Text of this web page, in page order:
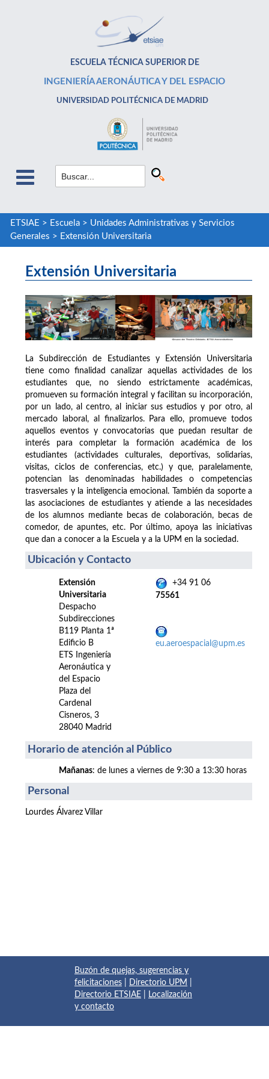
ESCUELA TÉCNICA SUPERIOR DE
INGENIERÍA AERONÁUTICA Y DEL ESPACIO
UNIVERSIDAD POLITÉCNICA DE MADRID
ETSIAE > Escuela> Unidades Administrativas y Servicios
Generales > Extensión Universitaria
Extensión Universitaria
La Subdirección de Estudiantes y Extensión Universitaria
tiene como finalidad canalizar aquellas actividades de los
estudiantes que, no siendo estrictamente académicas,
promueven su formación integral y facilitan su incorporación,
por un lado, al centro, al iniciar sus estudios y por otro, al
mercado laboral, al finalizarlos. Para ello, promueve todos
aquellos eventos y convocatorias que puedan resultar de
interés para completar la formación académica de los
estudiantes (actividades culturales, deportivas, solidarias,
visitas, ciclos de conferencias, etc.) y que, paralelamente,
potencian las denominadas habilidades o competencias
trasversales y la inteligencia emocional. También da soporte a
las asociaciones de estudiantes y atiende a las necesidades
de los alumnos mediante becas de colaboración, becas de
comedor, de apuntes, etc. Por último, apoya las iniciativas
que dan a conocer a la Escuela y a la UPM en la sociedad.
Ubicación y Contacto
Extensión
Universitaria
Despacho
Subdirecciones
B119 Planta 1ª
Edificio B
ETS Ingeniería
Aeronáutica y
del Espacio
Plaza del
Cardenal
Cisneros, 3
28040 Madrid
+34 91 06
75561
eu.aeroespacial@upm.es
Horario de atención al Público
Mañanas: de lunes a viernes de 9:30 a 13:30 horas
Personal
Lourdes Álvarez Villar
Buzón de quejas, sugerencias y
felicitaciones
Directorio UPM
Directorio ETSIAE
Localización
y contacto